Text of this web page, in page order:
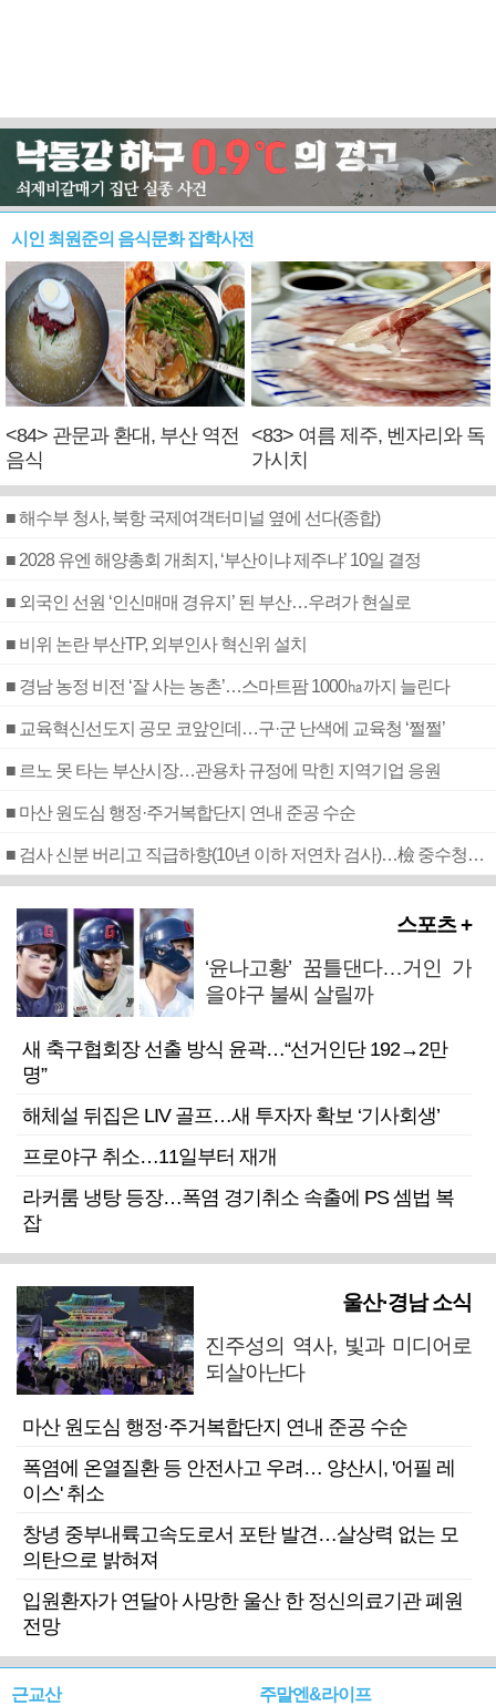
시인 최원준의 음식문화 잡학사전
<84> 관문과 환대, 부산 역전
음식
<83> 여름 제주, 벤자리와 독
가시치
■ 해수부 청사, 북항 국제여객터미널 옆에 선다(종합)
■ 2028 유엔 해양총회 개최지, ‘부산이냐 제주냐’ 10일 결정
■ 외국인 선원 ‘인신매매 경유지’ 된 부산…우려가 현실로
■ 비위 논란 부산TP, 외부인사 혁신위 설치
■ 경남 농정 비전 ‘잘 사는 농촌’…스마트팜 1000㏊까지 늘린다
■ 교육혁신선도지 공모 코앞인데…구·군 난색에 교육청 ‘쩔쩔’
■ 르노 못 타는 부산시장…관용차 규정에 막힌 지역기업 응원
■ 마산 원도심 행정·주거복합단지 연내 준공 수순
■ 검사 신분 버리고 직급하향(10년 이하 저연차 검사)…檢 중수청행 기피
스포츠 +
‘윤나고황’ 꿈틀댄다…거인 가
을야구 불씨 살릴까
새 축구협회장 선출 방식 윤곽…“선거인단 192→2만
명”
해체설 뒤집은 LIV 골프…새 투자자 확보 ‘기사회생’
프로야구 취소…11일부터 재개
라커룸 냉탕 등장…폭염 경기취소 속출에 PS 셈법 복
잡
울산·경남 소식
진주성의 역사, 빛과 미디어로
되살아난다
마산 원도심 행정·주거복합단지 연내 준공 수순
폭염에 온열질환 등 안전사고 우려… 양산시, '어필 레
이스' 취소
창녕 중부내륙고속도로서 포탄 발견…살상력 없는 모
의탄으로 밝혀져
입원환자가 연달아 사망한 울산 한 정신의료기관 폐원
전망
근교산 주말엔&라이프